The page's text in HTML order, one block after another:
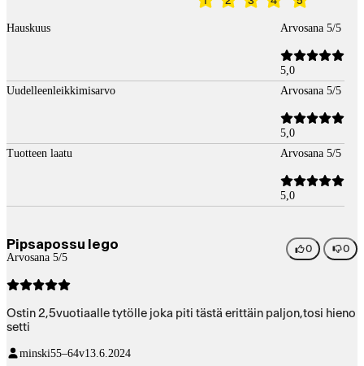
Hauskuus Arvosana 5/5
5,0
Uudelleenleikkimisarvo
Arvosana 5/5
5,0
Tuotteen laatu
Arvosana 5/5
5,0
Pipsapossu lego
Arvosana 5/5
0 0
Ostin 2,5vuotiaalle tytölle joka piti tästä erittäin paljon,tosi hieno
setti
minski55–64v13.6.2024